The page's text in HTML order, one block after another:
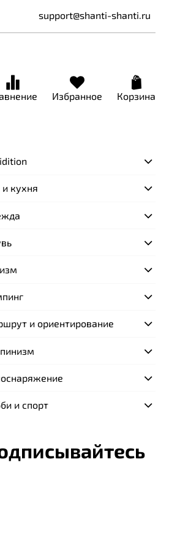
support@shanti-shanti.ru
Избранное Корзина
и кухня
и ориентирование
и спорт